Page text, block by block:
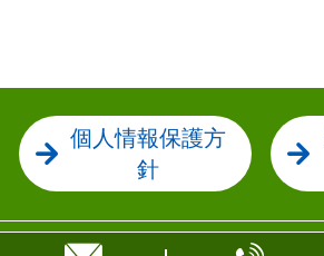
個人情報保護方
針